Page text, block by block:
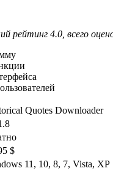
рейтинг 4.0, всего
Quotes Downloader
$
11, 10, 8, 7, Vista, XP